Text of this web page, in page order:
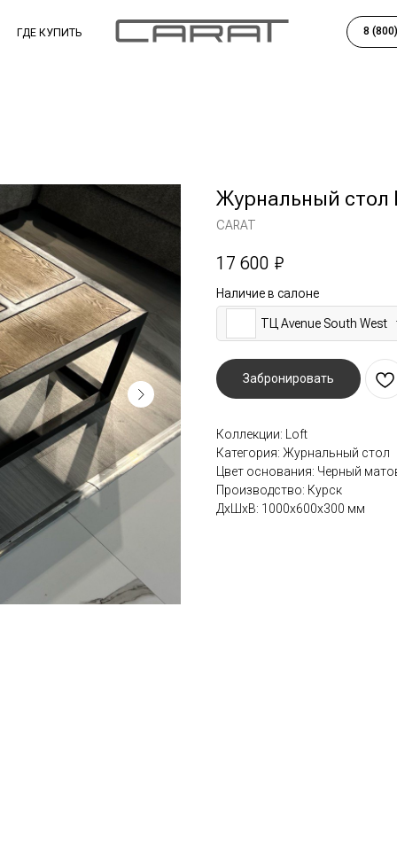
8 (800) 201-77-96
Журнальный стол
CARAT
17 600 ₽
Наличие в салоне
ТЦ Avenue South West
Забронировать
Коллекции: Loft
Категория: Журнальный стол
Цвет основания: Черный
Производство: Курск
ДxШxВ: 1000x600x300 мм